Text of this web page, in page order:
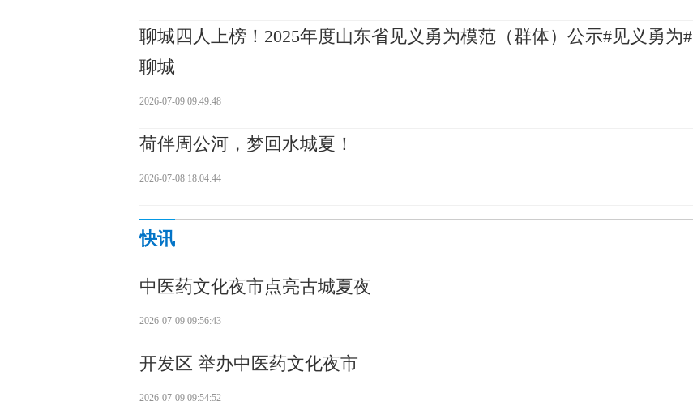
聊城四人上榜！2025年度山东省见义勇为模范（群体）公示#见义勇为#
聊城
2026-07-09 09:49:48
荷伴周公河，梦回水城夏！
2026-07-08 18:04:44
快讯
中医药文化夜市点亮古城夏夜
2026-07-09 09:56:43
开发区 举办中医药文化夜市
2026-07-09 09:54:52